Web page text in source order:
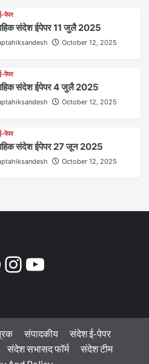
पेपर
संदेश ईपेपर 11 जुलै 2025
October 12, 2025
पेपर
संदेश ईपेपर 4 जुलै 2025
October 12, 2025
पेपर
संदेश ईपेपर 27 जून 2025
October 12, 2025
Instagram
YouTube
संपादकीय
संदेश ई-पेपर
संदेश सभासद फॉर्म
संदेश टीम